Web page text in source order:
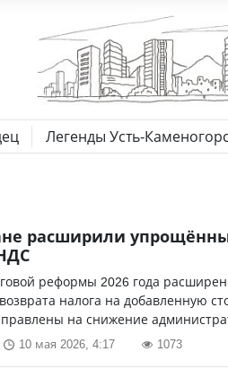
Легенды Усть-
расширили
реформы 2026 года
налога на добавленную
на снижение
10 мая 2026, 4:17 1073